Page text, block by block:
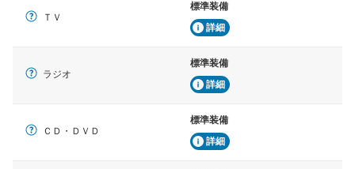
ＴＶ
標準装備
詳細
ラジオ
標準装備
詳細
ＣＤ・ＤＶＤ
標準装備
詳細